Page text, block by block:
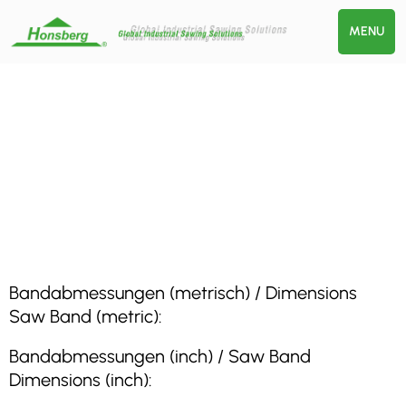
MENU
Bandabmessungen (metrisch) / Dimensions
Saw Band (metric):
Bandabmessungen (inch) / Saw Band
Dimensions (inch):